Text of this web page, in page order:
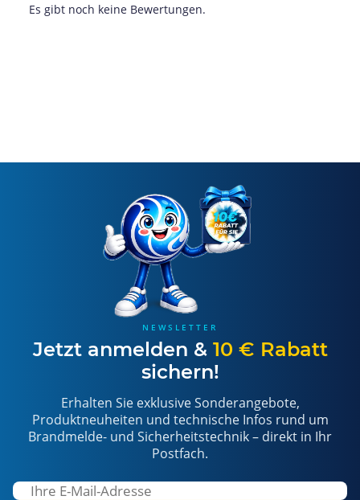
Es gibt noch keine Bewertungen.
NEWSLETTER
Jetzt anmelden & 10 € Rabatt
sichern!
Erhalten Sie exklusive Sonderangebote,
Produktneuheiten und technische Infos rund um
Brandmelde- und Sicherheitstechnik – direkt in Ihr
Postfach.